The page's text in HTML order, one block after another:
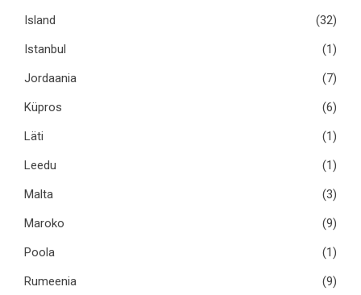
Island
(32)
Istanbul
(1)
Jordaania
(7)
Küpros
(6)
Läti
(1)
Leedu
(1)
Malta
(3)
Maroko
(9)
Poola
(1)
Rumeenia
(9)